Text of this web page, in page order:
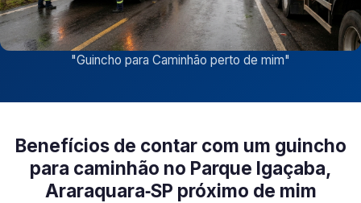
"Guincho para Caminhão perto de mim"
Benefícios de contar com um guincho
para caminhão no Parque Igaçaba,
Araraquara‑SP próximo de mim